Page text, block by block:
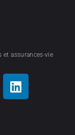
et assurances-vie